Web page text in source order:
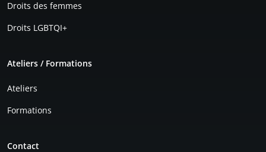
Droits des femmes
Droits LGBTQI+
Ateliers / Formations
Ateliers
Formations
Contact